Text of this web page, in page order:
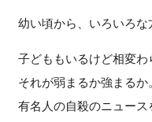
幼い頃から、いろいろな
子どももいるけど相変わ
それが弱まるか強まるか
有名人の自殺のニュース